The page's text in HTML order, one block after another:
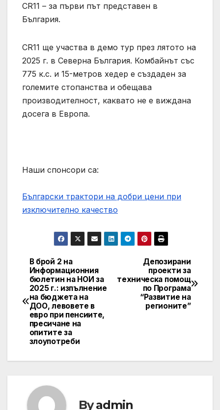
CR11 – за първи път представен в
България.
CR11 ще участва в демо тур през лятото на
2025 г. в Северна България. Комбайнът със
775 к.с. и 15-метров хедер е създаден за
големите стопанства и обещава
производителност, каквато не е виждана
досега в Европа.
Наши спонсори са:
Български трактори на добри цени при
изключително качество
Post
navigation
Депозирани
проекти за
техническа помощ
по Програма
“Развитие на
регионите”
В брой 2 на
Информационния
бюлетин на НОИ за
2025 г.: изпълнение
на бюджета на
ДОО, левовете в
евро при пенсиите,
пресичане на
опитите за
злоупотреби
Byadmin